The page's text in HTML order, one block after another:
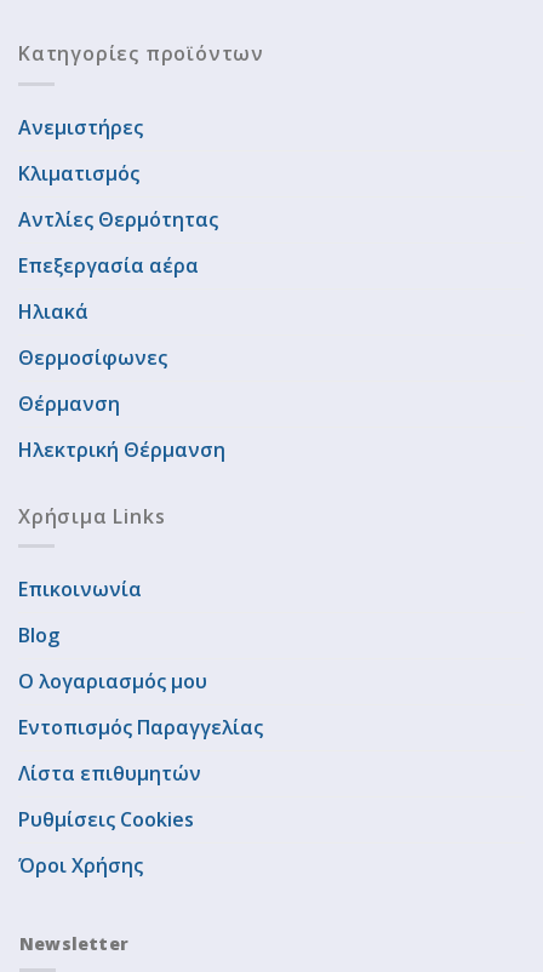
Κατηγορίες προϊόντων
Ανεμιστήρες
Κλιματισμός
Αντλίες Θερμότητας
Επεξεργασία αέρα
Ηλιακά
Θερμοσίφωνες
Θέρμανση
Ηλεκτρική Θέρμανση
Χρήσιμα Links
Επικοινωνία
Blog
Ο λογαριασμός μου
Εντοπισμός Παραγγελίας
Λίστα επιθυμητών
Ρυθμίσεις Cookies
Όροι Χρήσης
Newsletter